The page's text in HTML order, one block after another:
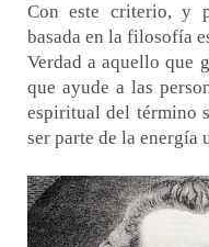
Con este criterio, y
basada en la filosofía
Verdad a aquello que
que ayude a las
espiritual del término
ser parte de la